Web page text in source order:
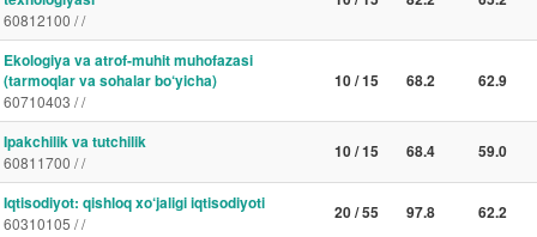
60812100 / /
Ekologiya va atrof-muhit muhofazasi
(tarmoqlar va sohalar bo‘yicha)
60710403 / /
10 / 15 68.2 62.9
Ipakchilik va tutchilik
60811700 / /
10 / 15 68.4 59.0
Iqtisodiyot: qishloq xo‘jaligi iqtisodiyoti
60310105 / /
20 / 55 97.8 62.2